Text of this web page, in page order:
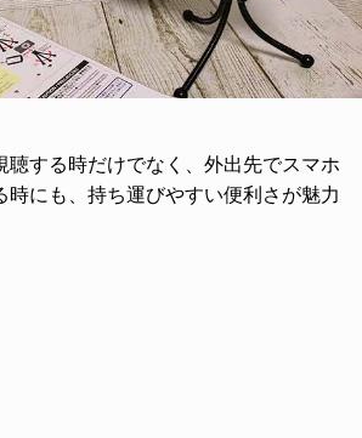
聴する時だけでなく、外出先でスマホ
時にも、持ち運びやすい便利さが魅力